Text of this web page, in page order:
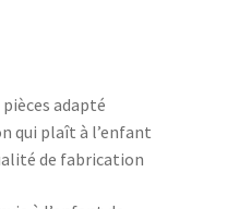
adapté
qui plaît à l’enfant
de fabrication